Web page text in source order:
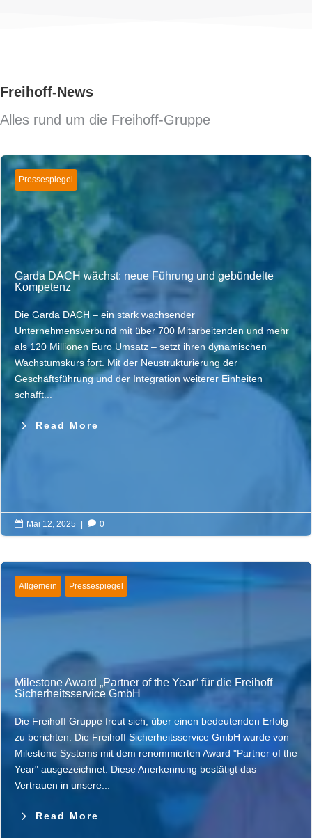
Freihoff-News
Alles rund um die Freihoff-Gruppe
Pressespiegel
Garda DACH wächst: neue Führung und gebündelte
Kompetenz
Die Garda DACH – ein stark wachsender
Unternehmensverbund mit über 700 Mitarbeitenden und mehr
als 120 Millionen Euro Umsatz – setzt ihren dynamischen
Wachstumskurs fort. Mit der Neustrukturierung der
Geschäftsführung und der Integration weiterer Einheiten
schafft...
Read More
 Mai 12, 2025 |  0
Allgemein Pressespiegel
Milestone Award „Partner of the Year“ für die Freihoff
Sicherheitsservice GmbH
Die Freihoff Gruppe freut sich, über einen bedeutenden Erfolg
zu berichten: Die Freihoff Sicherheitsservice GmbH wurde von
Milestone Systems mit dem renommierten Award "Partner of the
Year" ausgezeichnet. Diese Anerkennung bestätigt das
Vertrauen in unsere...
Read More